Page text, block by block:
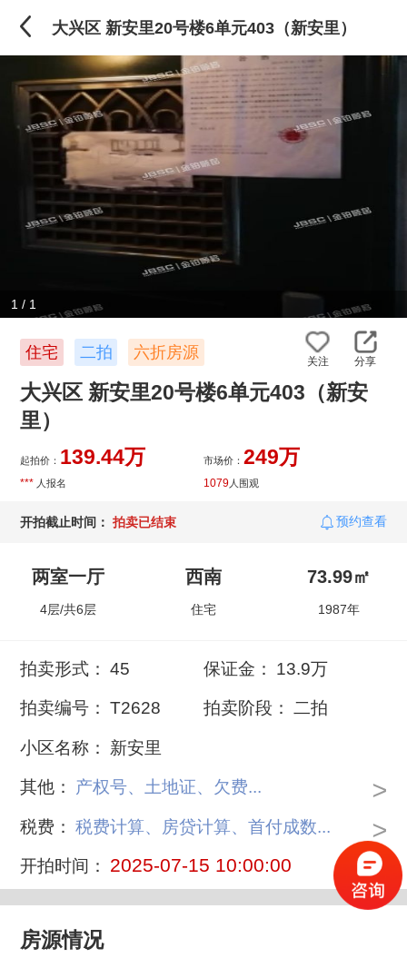
大兴区 新安里20号楼6单元403（新安里）
1 / 1
住宅 二拍 六折房源 关注 分享
大兴区 新安里20号楼6单元403（新安
里）
起拍价： 139.44万 市场价： 249万
*** 人报名 1079 人围观
开拍截止时间： 拍卖已结束 预约查看
两室一厅
4层/共6层
西南
住宅
73.99㎡
1987年
拍卖形式： 45 保证金： 13.9万
拍卖编号： T2628 拍卖阶段： 二拍
小区名称： 新安里
其他： 产权号、土地证、欠费... >
税费： 税费计算、房贷计算、首付成数... >
开拍时间： 2025-07-15 10:00:00
房源情况